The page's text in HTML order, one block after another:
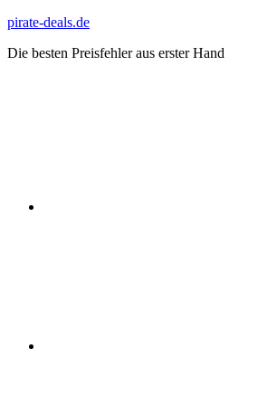
Zum
springen
pirate-deals.de
Die besten Preisfehler aus erster Hand